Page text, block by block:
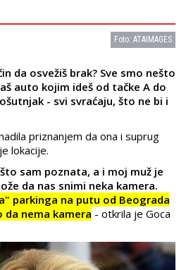
Foto: ATAIMAGES
da osvežiš brak? Sve smo nešto
auto kojim ideš od tačke A do
- svi svraćaju, što ne bi i
priznanjem da ona i suprug
lokacije.
sam poznata, a i moj muž je
da nas snimi neka kamera.
parkinga na putu od Beograda
da nema kamera - otkrila je Goca